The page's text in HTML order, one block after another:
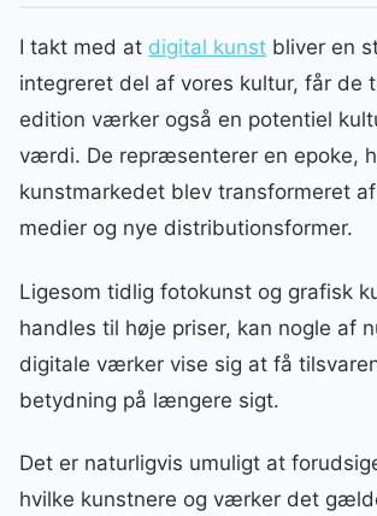
I takt med at digital kunst bliver en
integreret del af vores kultur, får de
edition værker også en potentiel
værdi. De repræsenterer en epoke,
kunstmarkedet blev transformeret
medier og nye distributionsformer.
Ligesom tidlig fotokunst og grafisk
handles til høje priser, kan nogle af
digitale værker vise sig at få
betydning på længere sigt.
Det er naturligvis umuligt at
hvilke kunstnere og værker det